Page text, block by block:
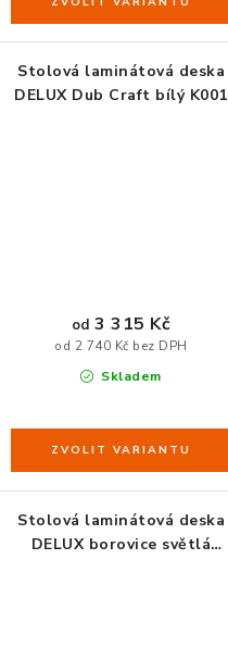
Stolová laminátová deska
DELUX Dub Craft bílý K001
Skladem
od 2 740 Kč bez DPH
od 3 315 Kč
Stolová laminátová deska
DELUX borovice světlá